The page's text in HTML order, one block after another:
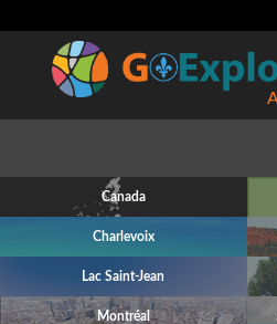
Canada
Charlevoix
Lac Saint-Jean
Montréal